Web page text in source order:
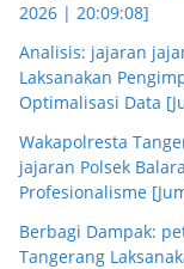
2026 | 20:09:08]
Analisis: jajaran
Laksanakan
Optimalisasi Data
Wakapolresta
jajaran Polsek
Profesionalisme
Berbagi Dampak:
Tangerang